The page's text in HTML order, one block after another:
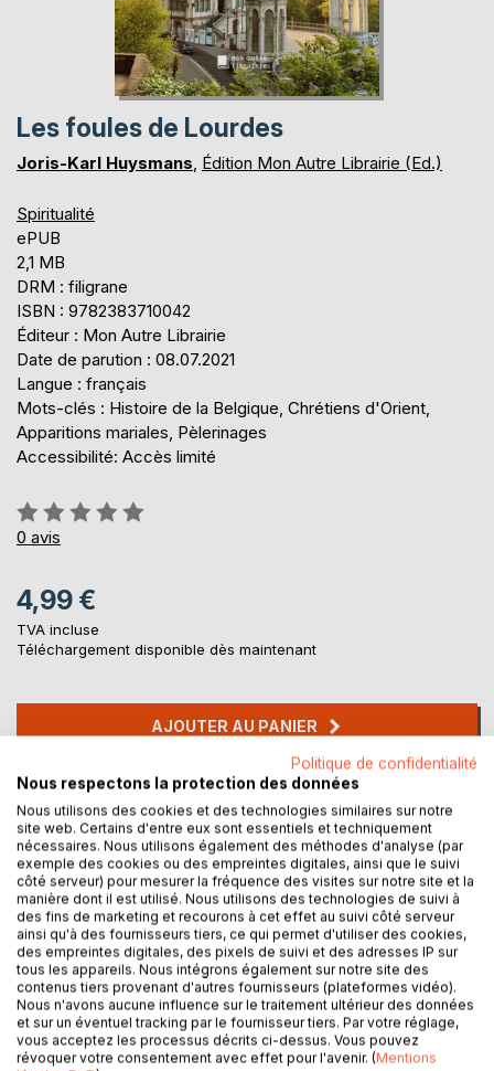
Les foules de Lourdes
Joris-Karl Huysmans Édition Mon Autre Librairie (Ed.)
Spiritualité
ePUB
2,1 MB
DRM : filigrane
ISBN : 9782383710042
Éditeur : Mon Autre Librairie
Date de parution : 08.07.2021
Langue : français
Mots-clés : Histoire de la Belgique, Chrétiens d'Orient,
Apparitions mariales, Pèlerinages
Accessibilité: Accès limité
Évaluation:
0%
0 avis
4,99 €
TVA incluse
Téléchargement disponible dès maintenant
AJOUTER AU PANIER
Ajouter à ma liste d'envies
Laisser un avis
DESCRIPTION
Ce n'est pas la première fois que Huysmans, catholique
Politique de confidentialité
Nous respectons la protection des données
Nous utilisons des cookies et des technologies similaires sur notre
site web. Certains d'entre eux sont essentiels et techniquement
nécessaires. Nous utilisons également des méthodes d'analyse (par
exemple des cookies ou des empreintes digitales, ainsi que le suivi
côté serveur) pour mesurer la fréquence des visites sur notre site et la
manière dont il est utilisé. Nous utilisons des technologies de suivi à
des fins de marketing et recourons à cet effet au suivi côté serveur
ainsi qu'à des fournisseurs tiers, ce qui permet d'utiliser des cookies,
des empreintes digitales, des pixels de suivi et des adresses IP sur
tous les appareils. Nous intégrons également sur notre site des
contenus tiers provenant d'autres fournisseurs (plateformes vidéo).
Nous n'avons aucune influence sur le traitement ultérieur des données
et sur un éventuel tracking par le fournisseur tiers. Par votre réglage,
vous acceptez les processus décrits ci-dessus. Vous pouvez
révoquer votre consentement avec effet pour l'avenir. (Mentions